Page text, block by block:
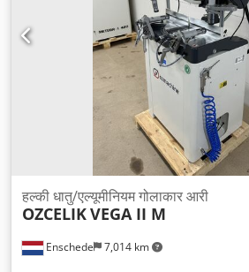
Enschede 7,014 km
हल्की धातु/एल्यूमीनियम गोलाकार आरी
OZCELIKVEGA II M